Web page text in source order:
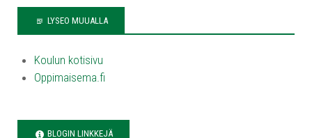
LYSEO MUUALLA
Koulun kotisivu
Oppimaisema.fi
BLOGIN LINKKEJÄ